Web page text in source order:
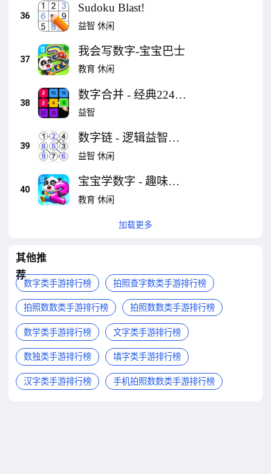
36
Sudoku Blast!
益智 休闲
37
我会写数字-宝宝巴士
教育 休闲
38
数字合并 - 经典2248
益智游戏
益智
39
数字链 - 逻辑益智游
戏
益智 休闲
40
宝宝学数字 - 趣味数
学学习启蒙益智游戏
教育 休闲
加载更多
其他推
荐
数字类手游排行榜 拍照查字数类手游排行榜
拍照数数类手游排行榜 拍照数数类手游排行榜
数学类手游排行榜 文字类手游排行榜
数独类手游排行榜 填字类手游排行榜
汉字类手游排行榜 手机拍照数数类手游排行榜